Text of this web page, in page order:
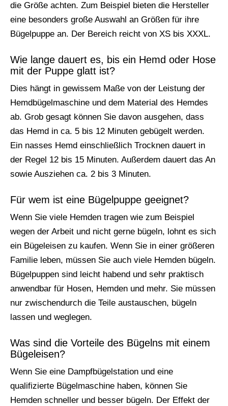
die Größe achten. Zum Beispiel bieten die Hersteller
eine besonders große Auswahl an Größen für ihre
Bügelpuppe an. Der Bereich reicht von XS bis XXXL.
Wie lange dauert es, bis ein Hemd oder Hose
mit der Puppe glatt ist?
Dies hängt in gewissem Maße von der Leistung der
Hemdbügelmaschine und dem Material des Hemdes
ab. Grob gesagt können Sie davon ausgehen, dass
das Hemd in ca. 5 bis 12 Minuten gebügelt werden.
Ein nasses Hemd einschließlich Trocknen dauert in
der Regel 12 bis 15 Minuten. Außerdem dauert das An
sowie Ausziehen ca. 2 bis 3 Minuten.
Für wem ist eine Bügelpuppe geeignet?
Wenn Sie viele Hemden tragen wie zum Beispiel
wegen der Arbeit und nicht gerne bügeln, lohnt es sich
ein Bügeleisen zu kaufen. Wenn Sie in einer größeren
Familie leben, müssen Sie auch viele Hemden bügeln.
Bügelpuppen sind leicht habend und sehr praktisch
anwendbar für Hosen, Hemden und mehr. Sie müssen
nur zwischendurch die Teile austauschen, bügeln
lassen und weglegen.
Was sind die Vorteile des Bügelns mit einem
Bügeleisen?
Wenn Sie eine Dampfbügelstation und eine
qualifizierte Bügelmaschine haben, können Sie
Hemden schneller und besser bügeln. Der Effekt der